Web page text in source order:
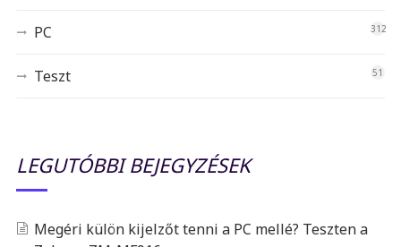
PC 312
Teszt 51
LEGUTÓBBI BEJEGYZÉSEK
Megéri külön kijelzőt tenni a PC mellé? Teszten a